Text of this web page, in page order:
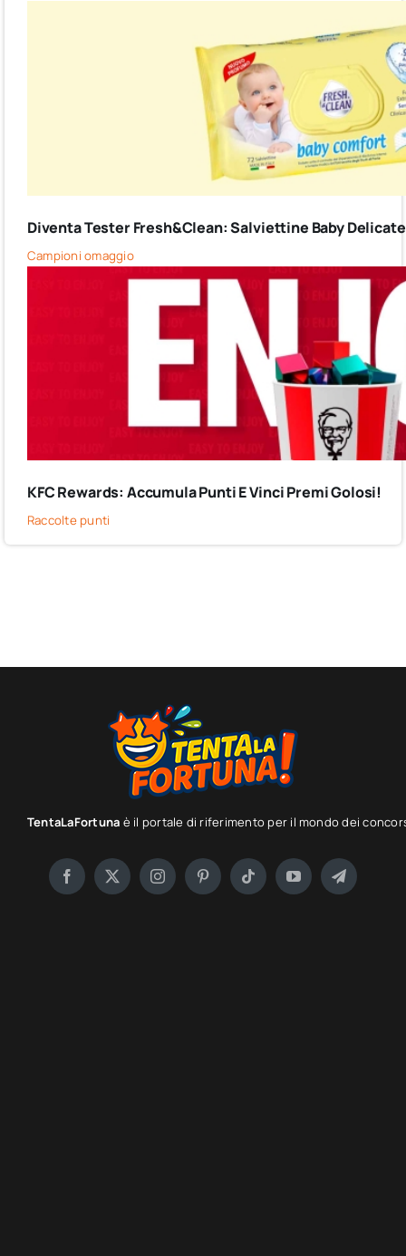
Diventa Tester Fresh&Clean: Salviettine Baby
Campioni omaggio
KFC Rewards: Accumula Punti E Vinci Premi Golosi!
Raccolte punti
TentaLaFortuna è il portale di riferimento per il mondo dei